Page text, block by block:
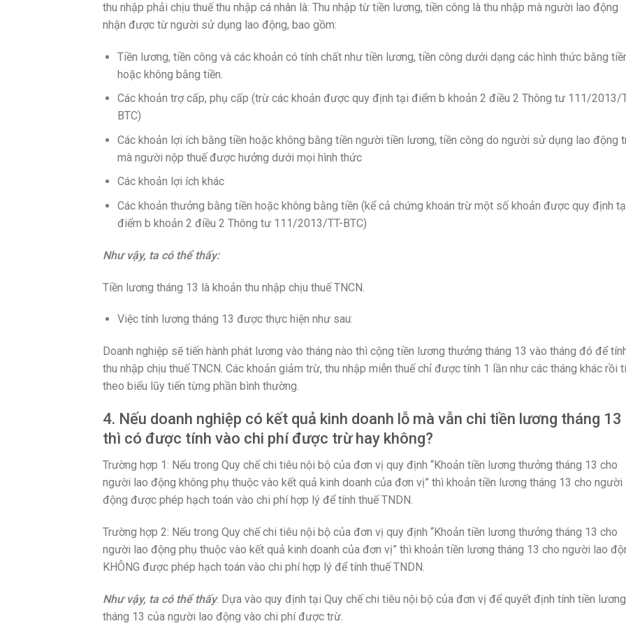
thu nhập phải chịu thuế thu nhập cá nhân là: Thu nhập từ tiền lương, tiền công là thu nhập mà người lao động
nhận được từ người sử dụng lao động, bao gồm:
Tiền lương, tiền công và các khoản có tính chất như tiền lương, tiền công dưới dạng các hình thức bằng
hoặc không bằng tiền.
Các khoản trợ cấp, phụ cấp (trừ các khoản được quy định tại điểm b khoản 2 điều 2 Thông tư 111/2013/
BTC)
Các khoản lợi ích bằng tiền hoặc không bằng tiền người tiền lương, tiền công do người sử dụng lao động
mà người nộp thuế được hưởng dưới mọi hình thức
Các khoản lợi ích khác
Các khoản thưởng bằng tiền hoặc không bằng tiền (kể cả chứng khoán trừ một số khoản được quy định
điểm b khoản 2 điều 2 Thông tư 111/2013/TT-BTC)
Như vậy, ta có thể thấy:
Tiền lương tháng 13 là khoản thu nhập chịu thuế TNCN.
Việc tính lương tháng 13 được thực hiện như sau:
Doanh nghiệp sẽ tiến hành phát lương vào tháng nào thì cộng tiền lương thưởng tháng 13 vào tháng đó để
thu nhập chịu thuế TNCN. Các khoản giảm trừ, thu nhập miễn thuế chỉ được tính 1 lần như các tháng khác rồi
theo biểu lũy tiến từng phần bình thường.
4. Nếu doanh nghiệp có kết quả kinh doanh lỗ mà vẫn chi tiền lương tháng 13
thì có được tính vào chi phí được trừ hay không?
Trường hợp 1: Nếu trong Quy chế chi tiêu nội bộ của đơn vị quy định “Khoản tiền lương thưởng tháng 13 cho
người lao động không phụ thuộc vào kết quả kinh doanh của đơn vị” thì khoản tiền lương tháng 13 cho người
động được phép hạch toán vào chi phí hợp lý để tính thuế TNDN.
Trường hợp 2: Nếu trong Quy chế chi tiêu nội bộ của đơn vị quy định “Khoản tiền lương thưởng tháng 13 cho
người lao động phụ thuộc vào kết quả kinh doanh của đơn vị” thì khoản tiền lương tháng 13 cho người lao
KHÔNG được phép hạch toán vào chi phí hợp lý để tính thuế TNDN.
Như vậy, ta có thể thấy: Dựa vào quy định tại Quy chế chi tiêu nội bộ của đơn vị để quyết định tính tiền lương
tháng 13 của người lao động vào chi phí được trừ.